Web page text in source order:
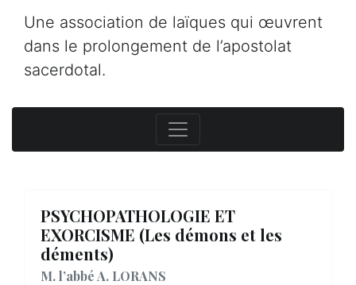
Une association de laïques qui œuvrent
dans le prolongement de l’apostolat
sacerdotal.
PSYCHOPATHOLOGIE ET
EXORCISME (Les démons et les
déments)
M. l’abbé A. LORANS